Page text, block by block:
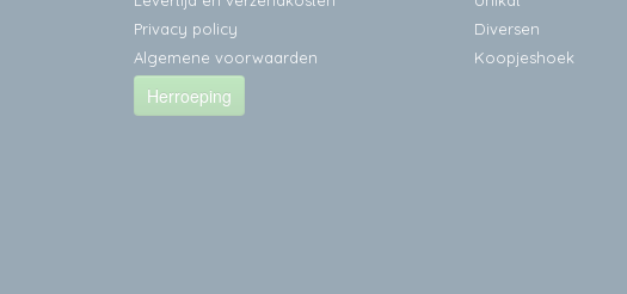
Privacy policy
Algemene voorwaarden
Herroeping
Diversen
Koopjeshoek